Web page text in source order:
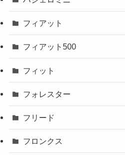
フィアット
フィアット500
フィット
フォレスター
フリード
フロンクス